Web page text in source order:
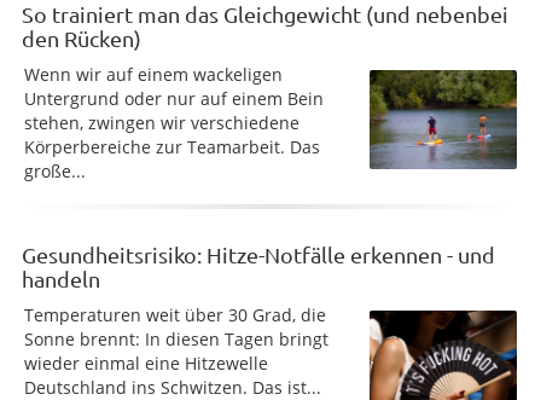
So trainiert man das Gleichgewicht (und nebenbei
den Rücken)
Wenn wir auf einem wackeligen
Untergrund oder nur auf einem Bein
stehen, zwingen wir verschiedene
Körperbereiche zur Teamarbeit. Das
große...
Gesundheitsrisiko: Hitze-Notfälle erkennen - und
handeln
Temperaturen weit über 30 Grad, die
Sonne brennt: In diesen Tagen bringt
wieder einmal eine Hitzewelle
Deutschland ins Schwitzen. Das ist...